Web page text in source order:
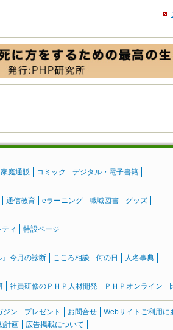
家庭通販 コミック デジタル・電子書籍
通信教育 eラーニング 職域図書 グッズ
ィ 特設ページ
』今月の診断 こころ相談 何の日 人名事典
社員研修のＰＨＰ人材開発 ＰＨＰオンライン
ジン プレゼント お問合せ Webサイトご利用に
計画 広告掲載について